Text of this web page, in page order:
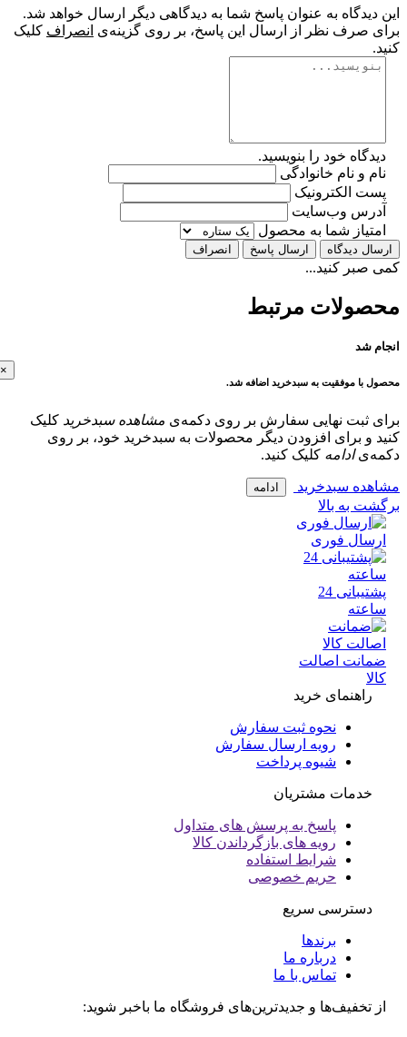
به عنوان پاسخ شما به دیدگاهی دیگر ارسال خواهد شد.
صرف نظر از ارسال این پاسخ، بر روی گزینه‌ی انصرافکلیک
خود را بنویسید.
و نام خانوادگی
الکترونیک
وب‌سایت
شما به محصول
دیدگاه ارسال پاسخ انصراف
کنید...
مرتبط
شد
با موفقیت به سبدخرید اضافه شد.
ثبت نهایی سفارش بر روی دکمه‌یمشاهده سبدخریدکلیک
و برای افزودن دیگر محصولات به سبدخرید خود، بر روی
ادامهکلیک کنید.
سبدخرید ادامه
به بالا
فوری
پشتیبانی 24
اصالت
راهنمای خرید
نحوه ثبت سفارش
رویه ارسال سفارش
شیوه پرداخت
خدمات مشتریان
پاسخ به پرسش های متداول
رویه های بازگرداندن کالا
شرایط استفاده
حریم خصوصی
دسترسی سریع
برندها
درباره ما
تماس با ما
تخفیف‌ها و جدیدترین‌های فروشگاه ما باخبر شوید: